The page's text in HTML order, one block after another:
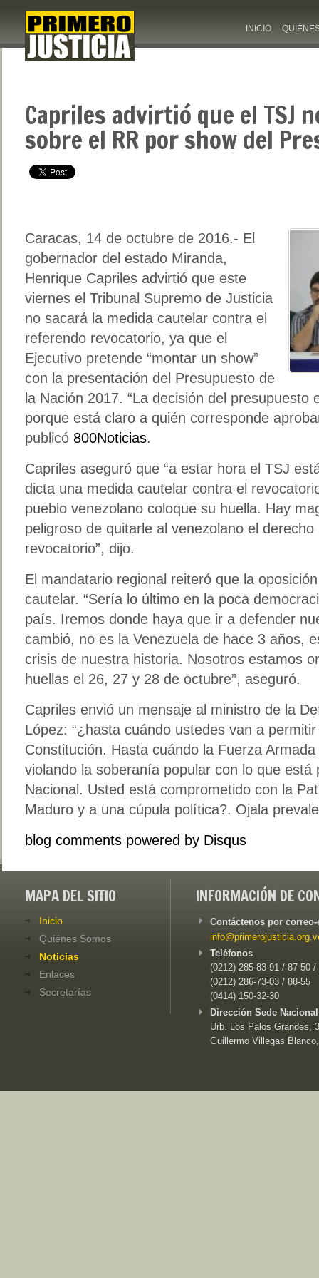
INICIO
Capriles advirtió que el TSJ
sobre el RR por show del
Caracas, 14 de octubre de 2016.- El
gobernador del estado Miranda,
Henrique Capriles advirtió que este
viernes el Tribunal Supremo de Justicia
no sacará la medida cautelar contra el
referendo revocatorio, ya que el
Ejecutivo pretende “montar un show”
con la presentación del Presupuesto de
la Nación 2017. “La decisión del presupuesto
porque está claro a quién corresponde
publicó 800Noticias.
Capriles aseguró que “a estar hora el TSJ
dicta una medida cautelar contra el
pueblo venezolano coloque su huella. Hay
peligroso de quitarle al venezolano el
revocatorio”, dijo.
El mandatario regional reiteró que la
cautelar. “Sería lo último en la poca
país. Iremos donde haya que ir a defender
cambió, no es la Venezuela de hace 3 años,
crisis de nuestra historia. Nosotros estamos
huellas el 26, 27 y 28 de octubre”, aseguró.
Capriles envió un mensaje al ministro de la
López: “¿hasta cuándo ustedes van a
Constitución. Hasta cuándo la Fuerza
violando la soberanía popular con lo que está
Nacional. Usted está comprometido con la
Maduro y a una cúpula política?. Ojala
blog comments powered by Disqus
MAPA DEL SITIO
Inicio
Quiénes Somos
Noticias
Enlaces
Secretarías
INFORMACIÓN DE
Contáctenos por
Teléfonos
(0212) 285-83-91 / 87-50 /
(0212) 286-73-03 / 88-55
(0414) 150-32-30
Dirección Sede
Urb. Los Palos Grandes,
Guillermo Villegas